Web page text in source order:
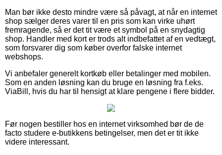
Man bør ikke desto mindre være så påvagt, at når en internet
shop sælger deres varer til en pris som kan virke uhørt
fremragende, så er det tit være et symbol på en snydagtig
shop. Handler med kort er trods alt indbefattet af en vedtægt,
som forsvarer dig som køber overfor falske internet
webshops.
Vi anbefaler generelt kortkøb eller betalinger med mobilen.
Som en anden løsning kan du bruge en løsning fra f.eks.
ViaBill, hvis du har til hensigt at klare pengene i flere bidder.
Før nogen bestiller hos en internet virksomhed bør de de
facto studere e-butikkens betingelser, men det er tit ikke
videre interessant.